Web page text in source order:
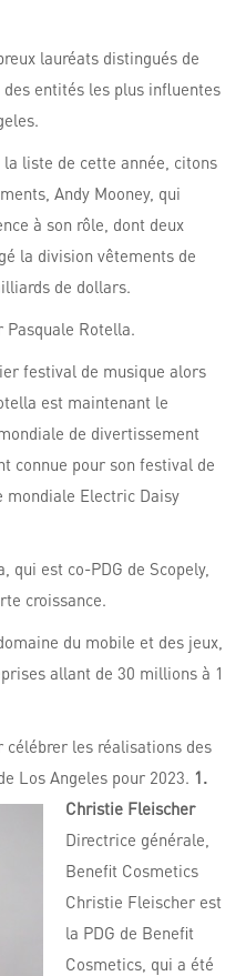
lauréats distingués de
des entités les plus influentes
liste de cette année, citons
Andy Mooney, qui
à son rôle, dont deux
la division vêtements de
de dollars.
Pasquale Rotella.
festival de musique alors
est maintenant le
de divertissement
connue pour son festival de
mondiale Electric Daisy
qui est co-PDG de Scopely,
croissance.
du mobile et des jeux,
allant de 30 millions à 1
célébrer les réalisations des
Los Angeles pour 2023. 1.
Christie Fleischer
Directrice générale,
Benefit Cosmetics
Christie Fleischer est
la PDG de Benefit
Cosmetics, qui a été